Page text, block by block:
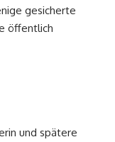
gesicherte
öffentlich
und spätere